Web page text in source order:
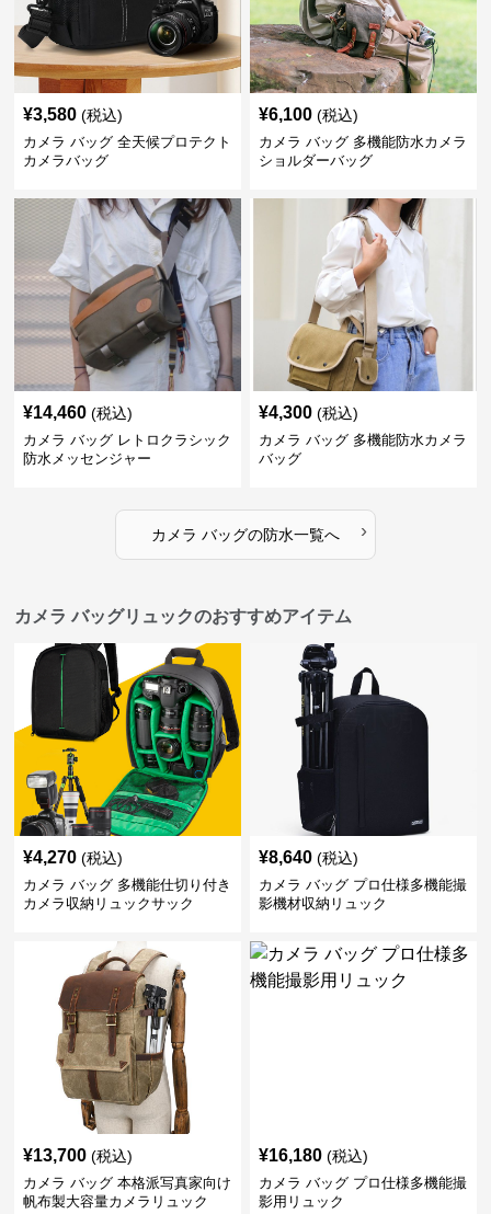
¥3,580 (税込)
カメラ バッグ 全天候プロテクト
カメラバッグ
¥6,100 (税込)
カメラ バッグ 多機能防水カメラ
ショルダーバッグ
¥14,460 (税込)
カメラ バッグ レトロクラシック
防水メッセンジャー
¥4,300 (税込)
カメラ バッグ 多機能防水カメラ
バッグ
カメラ バッグの防水一覧へ ›
カメラ バッグリュックのおすすめアイテム
¥4,270 (税込)
カメラ バッグ 多機能仕切り付き
カメラ収納リュックサック
¥8,640 (税込)
カメラ バッグ プロ仕様多機能撮
影機材収納リュック
¥13,700 (税込)
カメラ バッグ 本格派写真家向け
帆布製大容量カメラリュック
¥16,180 (税込)
カメラ バッグ プロ仕様多機能撮
影用リュック